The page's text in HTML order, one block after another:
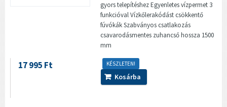
gyors telepítéshez Egyenletes vízpermet 3
funkcióval Vízkőlerakódást csökkentő
fúvókák Szabványos csatlakozás
csavarodásmentes zuhancső hossza 1500
mm
KÉSZLETEN!
17 995 Ft
Kosárba